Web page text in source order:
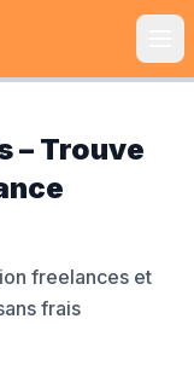
– Trouve
freelances et
frais